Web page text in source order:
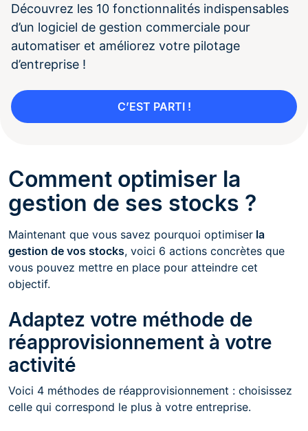
Découvrez les 10 fonctionnalités indispensables
d’un logiciel de gestion commerciale pour
automatiser et améliorez votre pilotage
d’entreprise !
C’EST PARTI !
Comment optimiser la
gestion de ses stocks ?
Maintenant que vous savez pourquoi optimiser la
gestion de vos stocks, voici 6 actions concrètes que
vous pouvez mettre en place pour atteindre cet
objectif.
Adaptez votre méthode de
réapprovisionnement à votre
activité
Voici 4 méthodes de réapprovisionnement : choisissez
celle qui correspond le plus à votre entreprise.